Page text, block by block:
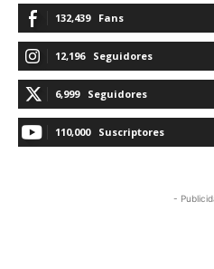
132,439 Fans
12,196 Seguidores
6,999 Seguidores
110,000 Suscriptores
-